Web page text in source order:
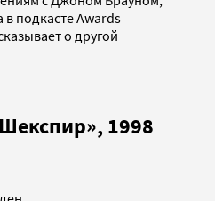
в подкасте Awards
о другой
1998